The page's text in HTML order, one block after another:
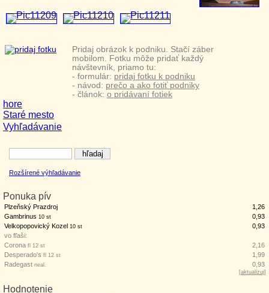
Vyhľadávanie
Rozšírené výhľadávanie
Ponuka pív
Plzeňský Prazdroj
1,26
Gambrinus 10 st
0,93
Velkopopovický Kozel 10 st
0,93
vo fľaši:
Corona fl 12 st
2,16
Desperado's fl 12 st
1,99
Radegast neal. 0,93
[aktualizuj]
Hodnotenie
Pridaj obrázok k podniku. Stačí záber
mobilom. Fotku môže pridať každý
návštevník, priamo tu:
- formulár: pridaj fotku k podniku
- návod: prečo a ako fotiť podniky
- článok: o pridávaní fotiek
hore
Staré mesto